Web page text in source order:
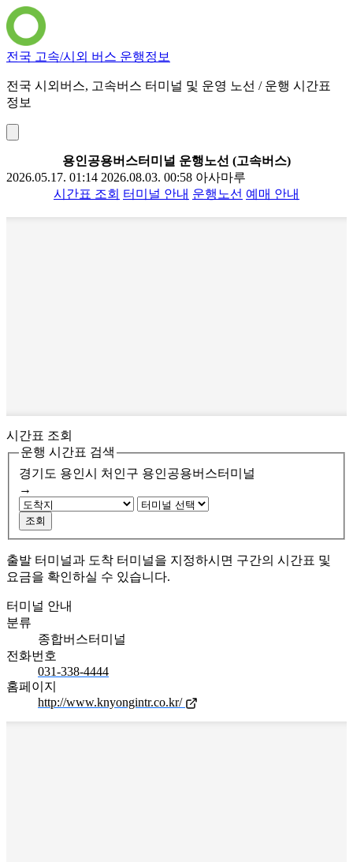
전국 고속/시외 버스 운행정보
전국 시외버스, 고속버스 터미널 및 운영 노선 / 운행 시간표
정보
용인공용버스터미널 운행노선 (고속버스)
2026.05.17. 01:14 2026.08.03. 00:58 아사마루
시간표 조회 터미널 안내 운행노선 예매 안내
시간표 조회
운행 시간표 검색
경기도 용인시 처인구 용인공용버스터미널
→
조회
출발 터미널과 도착 터미널을 지정하시면 구간의 시간표 및
요금을 확인하실 수 있습니다.
터미널 안내
분류
종합버스터미널
전화번호
031-338-4444
홈페이지
http://www.knyongintr.co.kr/